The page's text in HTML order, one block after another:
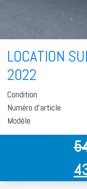
LOCATION
2022
Condition
Numéro d'article
Modèle